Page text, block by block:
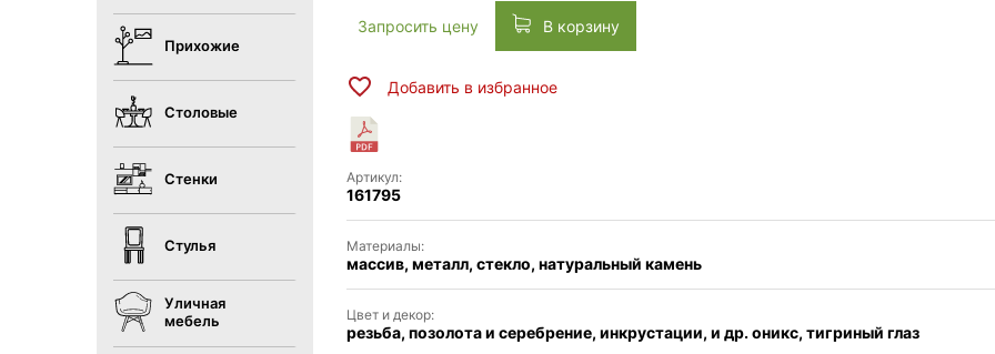
Прихожие
Столовые
Стенки
Стулья
Уличная
мебель
Запросить цену В корзину
Добавить в избранное
Артикул:
161795
Материалы:
массив, металл, стекло, натуральный камень
Цвет и декор:
резьба, позолота и серебрение, инкрустации, и др. оникс, тигриный глаз